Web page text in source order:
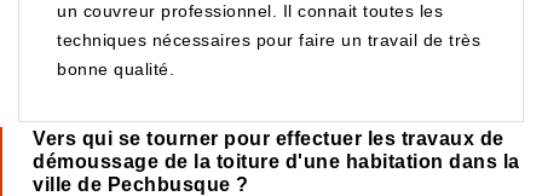
un couvreur professionnel. Il connait toutes les
techniques nécessaires pour faire un travail de très
bonne qualité.
Vers qui se tourner pour effectuer les travaux de
démoussage de la toiture d'une habitation dans la
ville de Pechbusque ?